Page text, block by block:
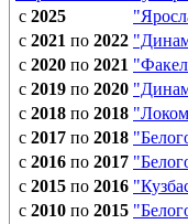
с 2025
с 2021 по 2022
с 2020 по 2021
с 2019 по 2020
с 2018 по 2018
с 2017 по 2018
с 2016 по 2017
с 2015 по 2016
с 2010 по 2015